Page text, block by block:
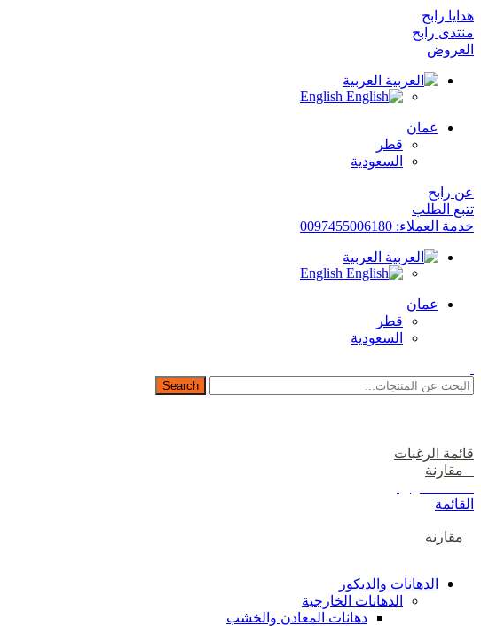
هدايا رابح
منتدى رابح
العروض
العربية
English
عمان
قطر
السعودية
عن رابح
تتبع الطلب
خدمة العملاء: 0097455006180
العربية
English
عمان
قطر
السعودية
Search
قائمة الرغبات
مقارنة
القائمة
مقارنة
الدهانات والديكور
الدهانات الخارجية
دهانات المعادن والخشب